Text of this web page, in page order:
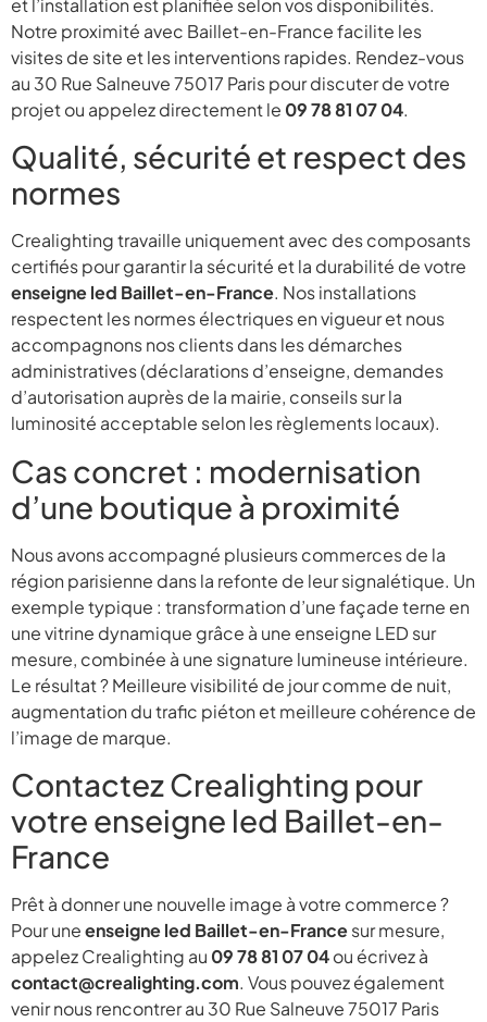
et l’installation est planifiée selon vos disponibilités.
Notre proximité avec Baillet-en-France facilite les
visites de site et les interventions rapides. Rendez-vous
au 30 Rue Salneuve 75017 Paris pour discuter de votre
projet ou appelez directement le 09 78 81 07 04.
Qualité, sécurité et respect des
normes
Crealighting travaille uniquement avec des composants
certifiés pour garantir la sécurité et la durabilité de votre
enseigne led Baillet-en-France. Nos installations
respectent les normes électriques en vigueur et nous
accompagnons nos clients dans les démarches
administratives (déclarations d’enseigne, demandes
d’autorisation auprès de la mairie, conseils sur la
luminosité acceptable selon les règlements locaux).
Cas concret : modernisation
d’une boutique à proximité
Nous avons accompagné plusieurs commerces de la
région parisienne dans la refonte de leur signalétique. Un
exemple typique : transformation d’une façade terne en
une vitrine dynamique grâce à une enseigne LED sur
mesure, combinée à une signature lumineuse intérieure.
Le résultat ? Meilleure visibilité de jour comme de nuit,
augmentation du trafic piéton et meilleure cohérence de
l’image de marque.
Contactez Crealighting pour
votre enseigne led Baillet-en-
France
Prêt à donner une nouvelle image à votre commerce ?
Pour uneenseigne led Baillet-en-Francesur mesure,
appelez Crealighting au 09 78 81 07 04ou écrivez à
contact@crealighting.com. Vous pouvez également
venir nous rencontrer au 30 Rue Salneuve 75017 Paris